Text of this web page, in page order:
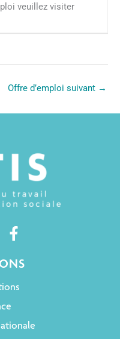
veuillez visiter
Offre d’emploi suivant →